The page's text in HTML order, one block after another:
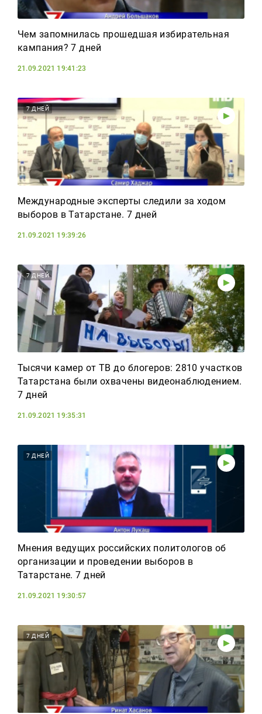
Чем запомнилась прошедшая избирательная
кампания? 7 дней
21.09.2021 19:41:23
7 ДНЕЙ
Международные эксперты следили за ходом
выборов в Татарстане. 7 дней
21.09.2021 19:39:26
7 ДНЕЙ
Тысячи камер от ТВ до блогеров: 2810 участков
Татарстана были охвачены видеонаблюдением.
7 дней
21.09.2021 19:35:31
7 ДНЕЙ
Мнения ведущих российских политологов об
организации и проведении выборов в
Татарстане. 7 дней
21.09.2021 19:30:57
7 ДНЕЙ